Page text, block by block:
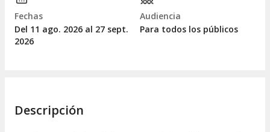
Fechas
Del 11 ago. 2026 al 27 sept.
2026
Audiencia
Para todos los públicos
Descripción